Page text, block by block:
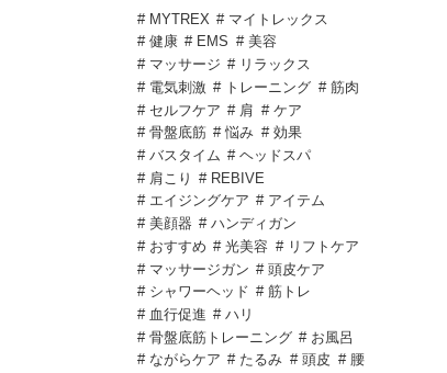
# MYTREX # マイトレックス
# 健康 # EMS # 美容
# マッサージ # リラックス
# 電気刺激 # トレーニング # 筋肉
# セルフケア # 肩 # ケア
# 骨盤底筋 # 悩み # 効果
# バスタイム # ヘッドスパ
# 肩こり
# REBIVE
# エイジングケア # アイテム
# 美顔器 # ハンディガン
# おすすめ # 光美容 # リフトケア
# マッサージガン # 頭皮ケア
# シャワーヘッド # 筋トレ
# 血行促進 # ハリ
# 骨盤底筋トレーニング # お風呂
# ながらケア # たるみ # 頭皮 # 腰